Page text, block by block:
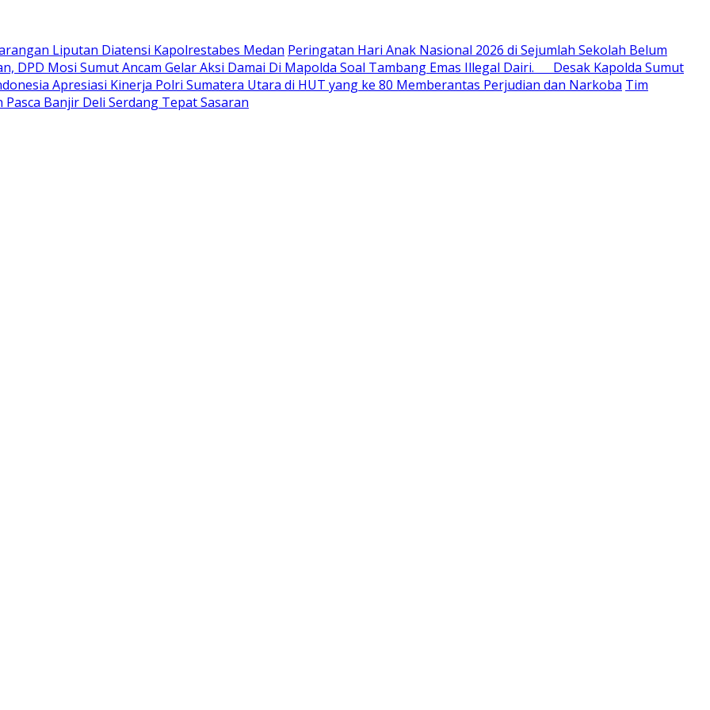
Liputan Diatensi Kapolrestabes Medan Peringatan Hari Anak Nasional 2026 di Sejumlah Sekolah Belum
DPD Mosi Sumut Ancam Gelar Aksi Damai Di Mapolda Soal Tambang Emas Illegal Dairi. Desak Kapolda Sumut
Apresiasi Kinerja Polri Sumatera Utara di HUT yang ke 80 Memberantas Perjudian dan Narkoba Tim
Banjir Deli Serdang Tepat Sasaran